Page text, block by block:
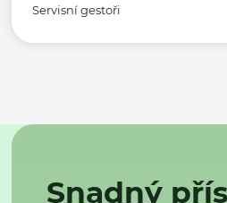
Servisní gestoři
Snadný